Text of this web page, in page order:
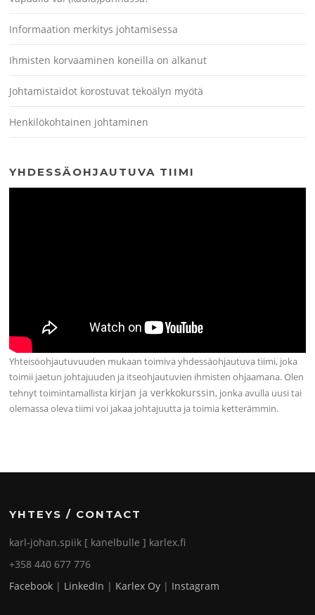
Informaation merkitys johtamisessa
Ihmisten korvaaminen koneilla on alkanut
Johtamistaidot korostuvat tekoälyn myötä
Henkilökohtainen johtaminen
YHDESSÄOHJAUTUVA TIIMI
Yhteisöohjautuvuuden mukaan toimiva yhdessäohjautuva tiimi, joka
toimii jaetun johtajuuden ja itseohjautuvien ihmisten ohjaamana. Olen
tehnyt toimintamallista kirjan ja verkkokurssin, jonka avulla uusi tai
olemassa oleva tiimi voi jakaa johtajuutta ja toimia ketterämmin.
YHTEYS / CONTACT
karl-johan.spiik [ kanelbulle ] karlex.fi
+358 440 677 776
Facebook | LinkedIn | Karlex Oy | Instagram